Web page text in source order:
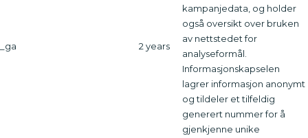
_ga 2 years
kampanjedata, og holder
også oversikt over bruken
av nettstedet for
analyseformål.
Informasjonskapselen
lagrer informasjon anonymt
og tildeler et tilfeldig
generert nummer for å
gjenkjenne unike